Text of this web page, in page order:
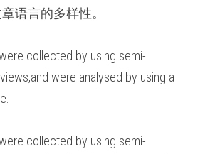
语言的多样性。
collected by using semi-
were analysed by using a
collected by using semi-